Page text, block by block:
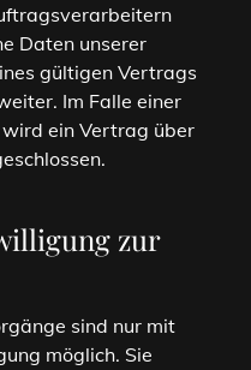
Daten unserer
gültigen Vertrags
Im Falle einer
ein Vertrag über
zur
sind nur mit
möglich. Sie